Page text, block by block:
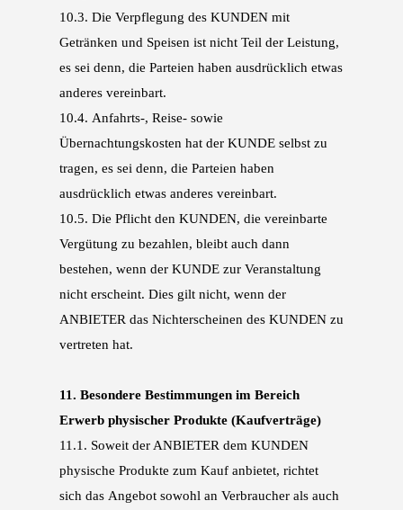
10.3. Die Verpflegung des KUNDEN mit
Getränken und Speisen ist nicht Teil der Leistung,
es sei denn, die Parteien haben ausdrücklich etwas
anderes vereinbart.
10.4. Anfahrts-, Reise- sowie
Übernachtungskosten hat der KUNDE selbst zu
tragen, es sei denn, die Parteien haben
ausdrücklich etwas anderes vereinbart.
10.5. Die Pflicht den KUNDEN, die vereinbarte
Vergütung zu bezahlen, bleibt auch dann
bestehen, wenn der KUNDE zur Veranstaltung
nicht erscheint. Dies gilt nicht, wenn der
ANBIETER das Nichterscheinen des KUNDEN zu
vertreten hat.
11. Besondere Bestimmungen im Bereich
Erwerb physischer Produkte (Kaufverträge)
11.1. Soweit der ANBIETER dem KUNDEN
physische Produkte zum Kauf anbietet, richtet
sich das Angebot sowohl an Verbraucher als auch